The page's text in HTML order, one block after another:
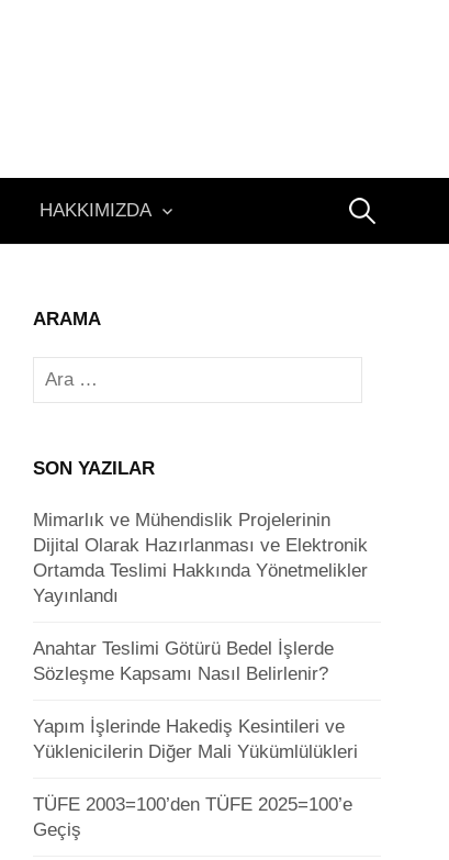
HAKKIMIZDA Arama:
ARAMA
Arama:
SON YAZILAR
Mimarlık ve Mühendislik Projelerinin
Dijital Olarak Hazırlanması ve Elektronik
Ortamda Teslimi Hakkında Yönetmelikler
Yayınlandı
Anahtar Teslimi Götürü Bedel İşlerde
Sözleşme Kapsamı Nasıl Belirlenir?
Yapım İşlerinde Hakediş Kesintileri ve
Yüklenicilerin Diğer Mali Yükümlülükleri
TÜFE 2003=100’den TÜFE 2025=100’e
Geçiş